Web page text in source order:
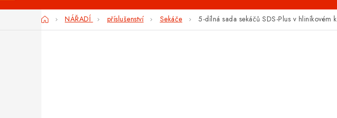
DomůNÁŘADÍ příslušenství Sekáče 5-dílná sada sekáčů SDS-Plus v hliníkovém